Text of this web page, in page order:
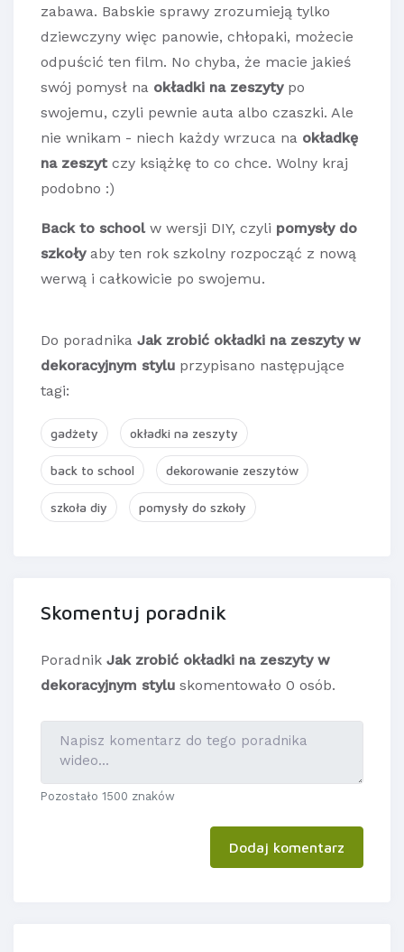
zabawa. Babskie sprawy zrozumieją tylko
dziewczyny więc panowie, chłopaki, możecie
odpuścić ten film. No chyba, że macie jakieś
swój pomysł na okładki na zeszytypo
swojemu, czyli pewnie auta albo czaszki. Ale
nie wnikam - niech każdy wrzuca na okładkę
na zeszyt czy książkę to co chce. Wolny kraj
podobno :)
Back to schoolw wersji DIY, czyli pomysły do
szkołyaby ten rok szkolny rozpocząć z nową
werwą i całkowicie po swojemu.
Do poradnika Jak zrobić okładki na zeszyty w
dekoracyjnym stylu przypisano następujące
tagi:
gadżety okładki na zeszyty
back to school dekorowanie zeszytów
szkoła diy pomysły do szkoły
Skomentuj poradnik
Poradnik Jak zrobić okładki na zeszyty w
dekoracyjnym stylu skomentowało 0 osób.
Pozostało 1500 znaków
Dodaj komentarz